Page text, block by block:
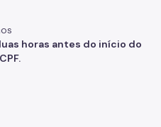
horas antes do início do